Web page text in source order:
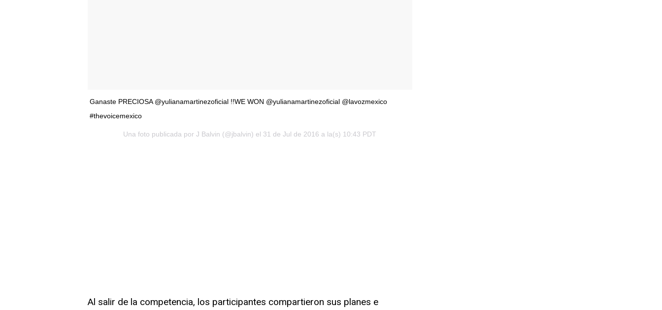
Ganaste PRECIOSA @yulianamartinezoficial !!WE WON @yulianamartinezoficial @lavozmexico
#thevoicemexico
Una foto publicada por J Balvin (@jbalvin) el 31 de Jul de 2016 a la(s) 10:43 PDT
Al salir de la competencia, los participantes compartieron sus planes e